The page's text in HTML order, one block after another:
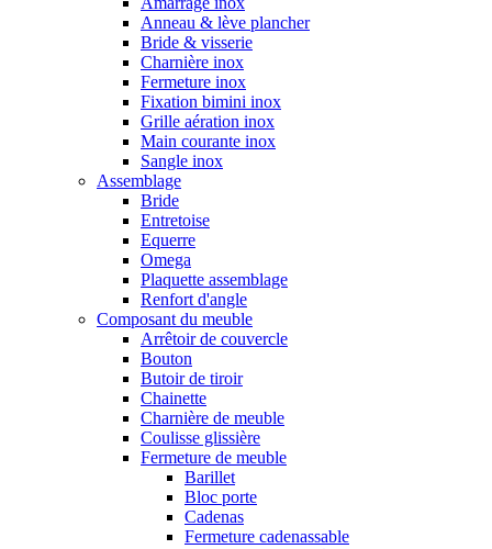
Anneau & lève plancher
Bride & visserie
Charnière inox
Fermeture inox
Fixation bimini inox
Grille aération inox
Main courante inox
Sangle inox
Assemblage
Bride
Entretoise
Equerre
Omega
Plaquette assemblage
Renfort d'angle
Composant du meuble
Arrêtoir de couvercle
Bouton
Butoir de tiroir
Chainette
Charnière de meuble
Coulisse glissière
Fermeture de meuble
Barillet
Bloc porte
Cadenas
Fermeture cadenassable